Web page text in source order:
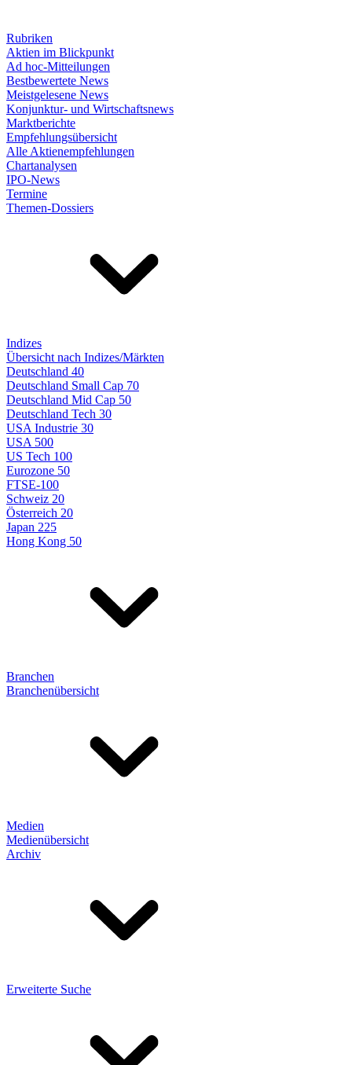
Rubriken
Aktien im Blickpunkt
Ad hoc-Mitteilungen
Bestbewertete News
Meistgelesene News
Konjunktur- und Wirtschaftsnews
Marktberichte
Empfehlungsübersicht
Alle Aktienempfehlungen
Chartanalysen
IPO-News
Termine
Themen-Dossiers
Indizes
Übersicht nach Indizes/Märkten
Deutschland 40
Deutschland Small Cap 70
Deutschland Mid Cap 50
Deutschland Tech 30
USA Industrie 30
USA 500
US Tech 100
Eurozone 50
FTSE-100
Schweiz 20
Österreich 20
Japan 225
Hong Kong 50
Branchen
Branchenübersicht
Medien
Medienübersicht
Archiv
Erweiterte Suche